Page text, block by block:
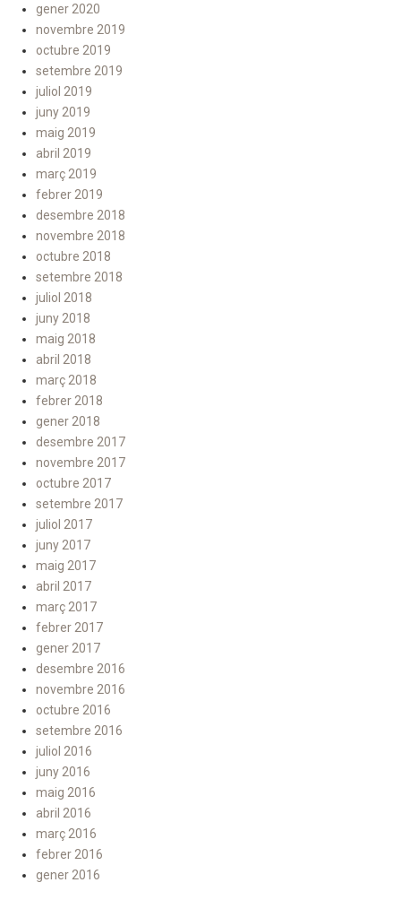
gener 2020
novembre 2019
octubre 2019
setembre 2019
juliol 2019
juny 2019
maig 2019
abril 2019
març 2019
febrer 2019
desembre 2018
novembre 2018
octubre 2018
setembre 2018
juliol 2018
juny 2018
maig 2018
abril 2018
març 2018
febrer 2018
gener 2018
desembre 2017
novembre 2017
octubre 2017
setembre 2017
juliol 2017
juny 2017
maig 2017
abril 2017
març 2017
febrer 2017
gener 2017
desembre 2016
novembre 2016
octubre 2016
setembre 2016
juliol 2016
juny 2016
maig 2016
abril 2016
març 2016
febrer 2016
gener 2016